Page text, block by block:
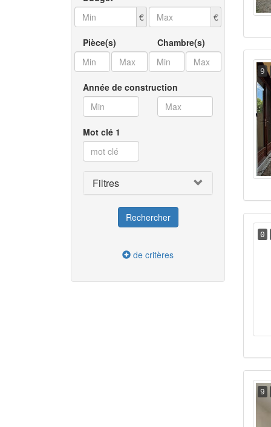
€
€
Pièce(s) Chambre(s)
Année de construction
Mot clé 1
Filtres
de critères
9
0
9